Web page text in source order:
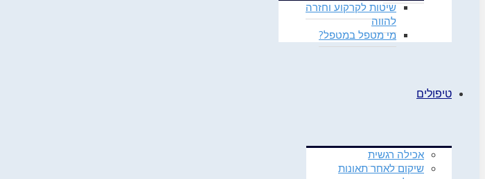
שיטות לקרקוע וחזרה
להווה
מי מטפל במטפל?
טיפולים
אכילה רגשית
שיקום לאחר תאונות